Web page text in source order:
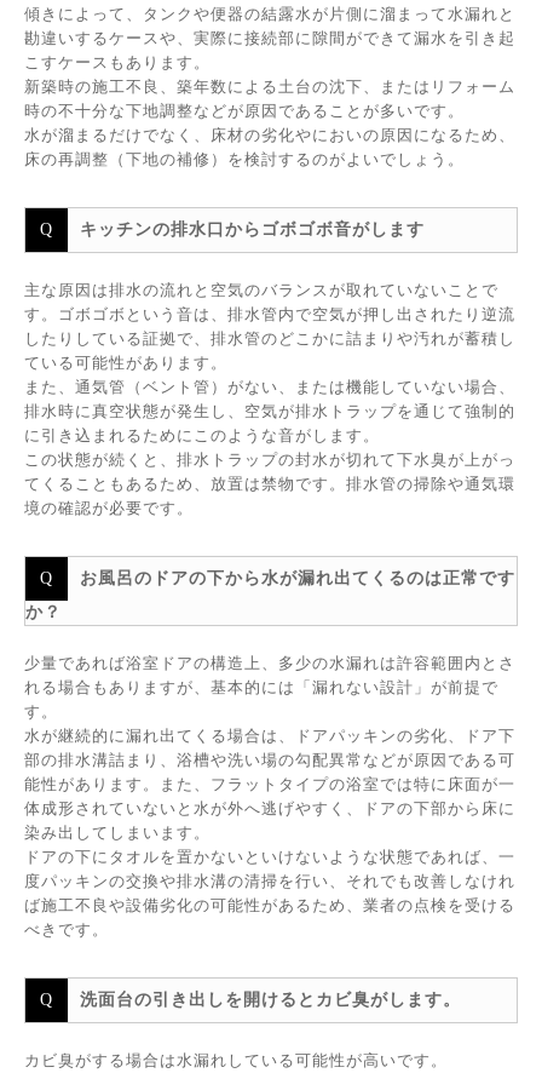
傾きによって、タンクや便器の結露水が片側に溜まって水漏れと
勘違いするケースや、実際に接続部に隙間ができて漏水を引き起
こすケースもあります。
新築時の施工不良、築年数による土台の沈下、またはリフォーム
時の不十分な下地調整などが原因であることが多いです。
水が溜まるだけでなく、床材の劣化やにおいの原因になるため、
床の再調整（下地の補修）を検討するのがよいでしょう。
キッチンの排水口からゴボゴボ音がします
主な原因は排水の流れと空気のバランスが取れていないことで
す。ゴボゴボという音は、排水管内で空気が押し出されたり逆流
したりしている証拠で、排水管のどこかに詰まりや汚れが蓄積し
ている可能性があります。
また、通気管（ベント管）がない、または機能していない場合、
排水時に真空状態が発生し、空気が排水トラップを通じて強制的
に引き込まれるためにこのような音がします。
この状態が続くと、排水トラップの封水が切れて下水臭が上がっ
てくることもあるため、放置は禁物です。排水管の掃除や通気環
境の確認が必要です。
お風呂のドアの下から水が漏れ出てくるのは正常です
か？
少量であれば浴室ドアの構造上、多少の水漏れは許容範囲内とさ
れる場合もありますが、基本的には「漏れない設計」が前提で
す。
水が継続的に漏れ出てくる場合は、ドアパッキンの劣化、ドア下
部の排水溝詰まり、浴槽や洗い場の勾配異常などが原因である可
能性があります。また、フラットタイプの浴室では特に床面が一
体成形されていないと水が外へ逃げやすく、ドアの下部から床に
染み出してしまいます。
ドアの下にタオルを置かないといけないような状態であれば、一
度パッキンの交換や排水溝の清掃を行い、それでも改善しなけれ
ば施工不良や設備劣化の可能性があるため、業者の点検を受ける
べきです。
洗面台の引き出しを開けるとカビ臭がします。
カビ臭がする場合は水漏れしている可能性が高いです。